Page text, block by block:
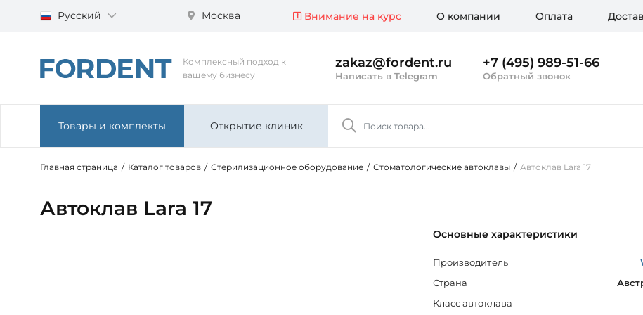
Русский Москва Внимание на курс О компании Оплата
Комплексный подход к
вашему бизнесу
zakaz@fordent.ru
Написать в Telegram
+7 (495) 989-51-66
Обратный звонок
Товары и комплекты Открытие клиник
Главная страница / Каталог товаров / Стерилизационное оборудование / Стоматологические автоклавы / Автоклав Lara 17
Автоклав Lara 17
Основные характеристики
Производитель
Страна
Класс автоклава